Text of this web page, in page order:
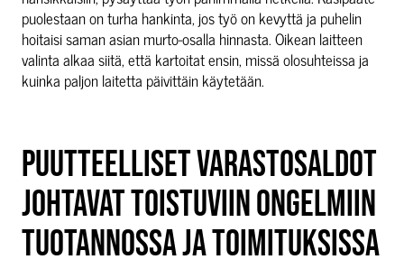
puolestaan on turha hankinta, jos työ on kevyttä ja puhelin
hoitaisi saman asian murto-osalla hinnasta. Oikean laitteen
valinta alkaa siitä, että kartoitat ensin, missä olosuhteissa ja
kuinka paljon laitetta päivittäin käytetään.
PUUTTEELLISET VARASTOSALDOT
JOHTAVAT TOISTUVIIN ONGELMIIN
TUOTANNOSSA JA TOIMITUKSISSA